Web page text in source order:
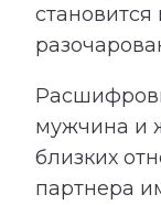
мужчина и
близких
партнера